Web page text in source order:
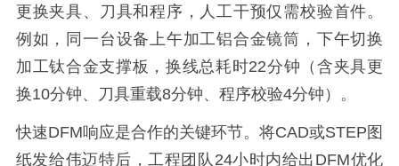
更换夹具、刀具和程序，人工干预仅需校验首件。
例如，同一台设备上午加工铝合金镜筒，下午切换
加工钛合金支撑板，换线总耗时22分钟（含夹具更
换10分钟、刀具重载8分钟、程序校验4分钟）。
快速DFM响应是合作的关键环节。将CAD或STEP图
纸发给伟迈特后，工程团队24小时内给出DFM优化